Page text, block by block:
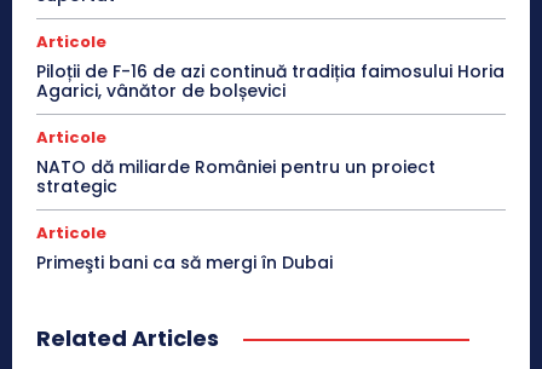
Articole
Piloții de F-16 de azi continuă tradiția faimosului Horia
Agarici, vânător de bolșevici
Articole
NATO dă miliarde României pentru un proiect
strategic
Articole
Primeşti bani ca să mergi în Dubai
Related Articles